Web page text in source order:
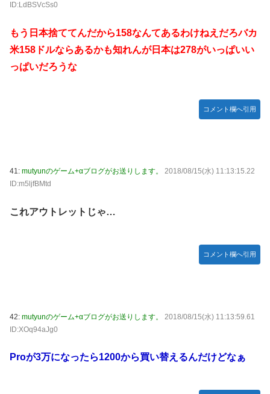
ID:LdBSVcSs0
もう日本捨ててんだから158なんてあるわけねえだろバカ
米158ドルならあるかも知れんが日本は278がいっぱいい
っぱいだろうな
コメント欄へ引用
41: mutyunのゲーム+αブログがお送りします。
2018/08/15(水) 11:13:15.22
ID:m5ljfBMtd
これアウトレットじゃ…
コメント欄へ引用
42: mutyunのゲーム+αブログがお送りします。
2018/08/15(水) 11:13:59.61
ID:XOq94aJg0
Proが3万になったら1200から買い替えるんだけどなぁ